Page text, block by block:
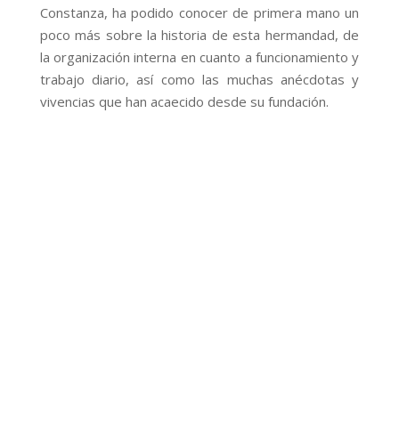
Constanza, ha podido conocer de primera mano un
poco más sobre la historia de esta hermandad, de
la organización interna en cuanto a funcionamiento y
trabajo diario, así como las muchas anécdotas y
vivencias que han acaecido desde su fundación.